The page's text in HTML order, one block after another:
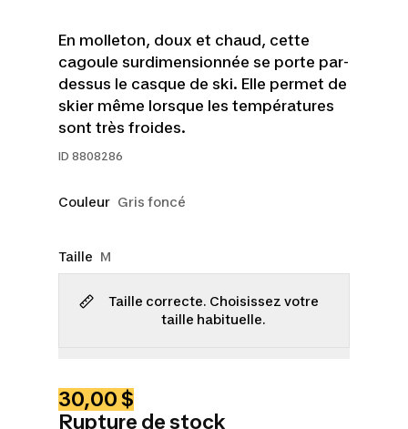
En molleton, doux et chaud, cette
cagoule surdimensionnée se porte par-
dessus le casque de ski. Elle permet de
skier même lorsque les températures
sont très froides.
ID 8808286
Couleur Gris foncé
Taille M
Taille correcte. Choisissez votre
taille habituelle.
30,00 $
Rupture de stock